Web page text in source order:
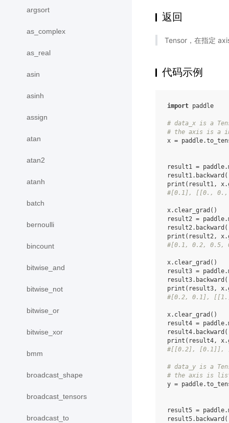
argsort
as_complex
as_real
asin
asinh
assign
atan
atan2
atanh
batch
bernoulli
bincount
bitwise_and
bitwise_not
bitwise_or
bitwise_xor
bmm
broadcast_shape
broadcast_tensors
broadcast_to
返回
Tensor，在指定
代码示例
import paddle
# data_x is a
# the axis is a
x = paddle.
result1 = paddle.
result1 . backward
print ( result1 , x.
#[0.1], [[0.,
x. clear_grad ()
result2 = paddle.
result2 . backward
print ( result2 , x.
#[0.1, 0.2,
x. clear_grad ()
result3 = paddle.
result3. backward
print ( result3 , x.
#[0.2, 0.1],
x. clear_grad ()
result4 = paddle.
result4. backward
print ( result4 , x.
#[[0.2],
# data_y is a
# the axis is
y = paddle.
result5 = paddle.
result5. backward